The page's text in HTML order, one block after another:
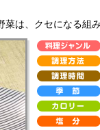
菜は、クセになる組